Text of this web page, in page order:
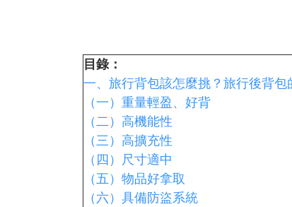
目錄：
一、旅行背包該怎麼挑？旅行後背
（一）重量輕盈、好背
（二）高機能性
（三）高擴充性
（四）尺寸適中
（五）物品好拿取
（六）具備防盜系統